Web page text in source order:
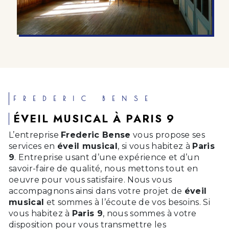
FREDERIC BENSE
ÉVEIL MUSICAL À PARIS 9
L’entreprise Frederic Bense vous propose ses
services en éveil musical, si vous habitez à Paris
9. Entreprise usant d’une expérience et d’un
savoir-faire de qualité, nous mettons tout en
oeuvre pour vous satisfaire. Nous vous
accompagnons ainsi dans votre projet de éveil
musical et sommes à l’écoute de vos besoins. Si
vous habitez à Paris 9, nous sommes à votre
disposition pour vous transmettre les